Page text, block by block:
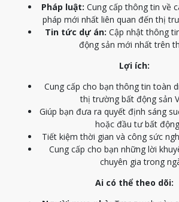
Pháp luật: Cung cấp thông tin về
pháp mới nhất liên quan đến thị
Tin tức dự án: Cập nhật thông
động sản mới nhất trên
Lợi ích:
Cung cấp cho bạn thông tin toàn
thị trường bất động sản
Giúp bạn đưa ra quyết định sáng
hoặc đầu tư bất
Tiết kiệm thời gian và công sức
Cung cấp cho bạn những lời
chuyên gia trong
Ai có thể theo dõi: